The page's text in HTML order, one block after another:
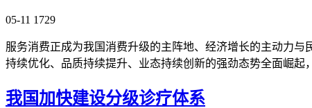
05-11 1729
服务消费正成为我国消费升级的主阵地、经济增长的主动力
持续优化、品质持续提升、业态持续创新的强劲态势全面崛
我国加快建设分级诊疗体系